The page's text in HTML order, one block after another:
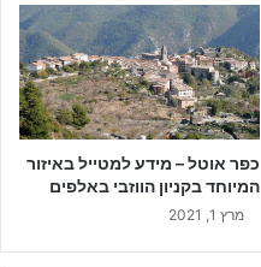
כפר אוטל – מידע למטייל באיזור
המיוחד בקניון הווזבי באלפים
מרץ 1, 2021